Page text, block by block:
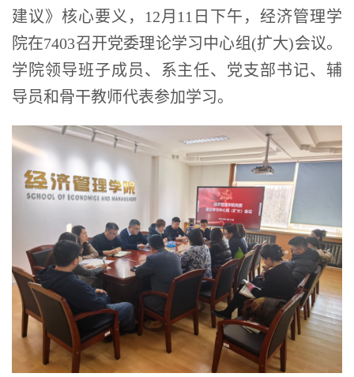
建议》核心要义，12月11日下午，经济管理学
院在7403召开党委理论学习中心组(扩大)会议。
学院领导班子成员、系主任、党支部书记、辅
导员和骨干教师代表参加学习。